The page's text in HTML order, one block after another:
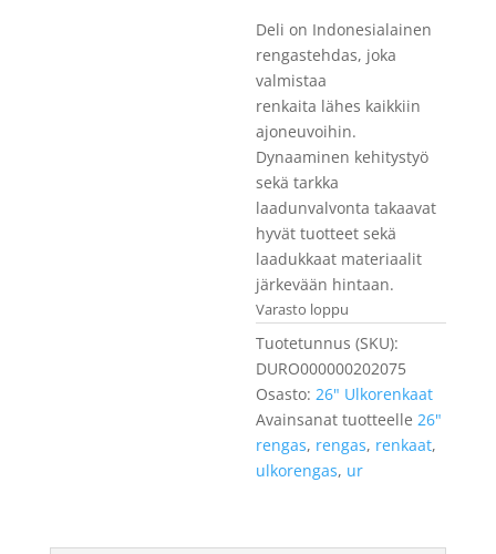
Deli on Indonesialainen
rengastehdas, joka
valmistaa
renkaita lähes kaikkiin
ajoneuvoihin.
Dynaaminen kehitystyö
sekä tarkka
laadunvalvonta takaavat
hyvät tuotteet sekä
laadukkaat materiaalit
järkevään hintaan.
Varasto loppu
Tuotetunnus (SKU):
DURO000000202075
Osasto: 26" Ulkorenkaat
Avainsanat tuotteelle 26"
rengas, rengas, renkaat,
ulkorengas, ur